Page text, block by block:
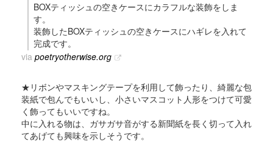
BOXティッシュの空きケースにカラフルな装飾をしま
す。
装飾したBOXティッシュの空きケースにハギレを入れて
完成です。
via poetryotherwise.org
★リボンやマスキングテープを利用して飾ったり、綺麗な包
装紙で包んでもいいし、小さいマスコット人形をつけて可愛
く飾ってもいいですね。
中に入れる物は、ガサガサ音がする新聞紙を長く切って入れ
てあげても興味を示しそうです。